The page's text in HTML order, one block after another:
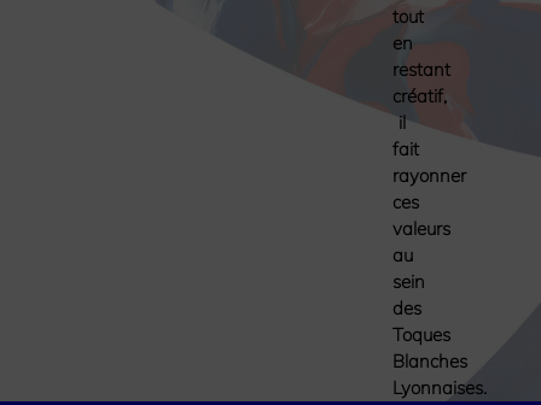
tout
en
restant
créatif,
il
fait
rayonner
ces
valeurs
au
sein
des
Toques
Blanches
Lyonnaises.